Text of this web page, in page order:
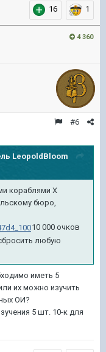
16 1
4 360
#6
LeopoldBloom
кораблями X
бюро,
10 000 очков
любую
иметь 5
их можно изучить
ОИ?
5 шт. 10-к для